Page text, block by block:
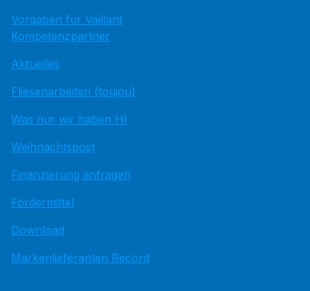
Vorgaben für Vaillant
Kompetenzpartner
Aktuelles
Fliesenarbeiten (toujou)
Was nur wir haben HI
Weihnachtspost
Finanzierung anfragen
Fördermittel
Download
Markenlieferanten Record